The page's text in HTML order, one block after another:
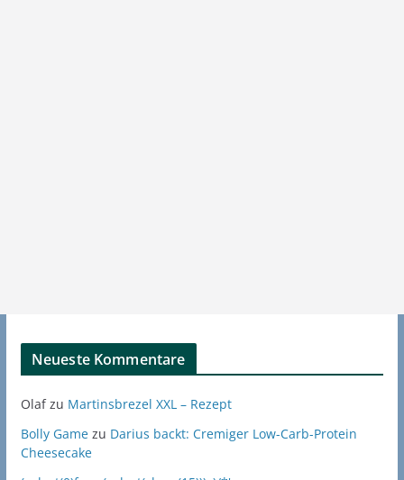
Neueste Kommentare
Olafzu Martinsbrezel XXL – Rezept
Bolly Gamezu Darius backt: Cremiger Low-Carb-Protein
Cheesecake